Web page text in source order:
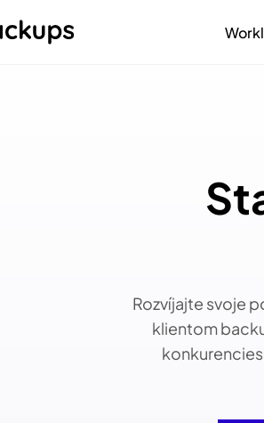
Rozvíjajte svoje
klientom